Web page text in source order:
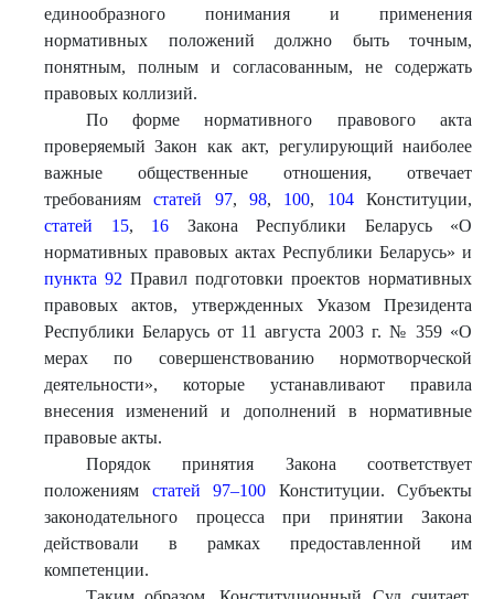
единообразного понимания и применения
нормативных положений должно быть точным,
понятным, полным и согласованным, не содержать
правовых коллизий.
По форме нормативного правового акта
проверяемый Закон как акт, регулирующий наиболее
важные общественные отношения, отвечает
требованиямстатей 97,98, 100, 104Конституции,
статей 15, 16 Закона Республики Беларусь «О
нормативных правовых актах Республики Беларусь» и
пункта 92 Правил подготовки проектов нормативных
правовых актов, утвержденных Указом Президента
Республики Беларусь от 11 августа 2003 г. № 359 «О
мерах по совершенствованию нормотворческой
деятельности», которые устанавливают правила
внесения изменений и дополнений в нормативные
правовые акты.
Порядок принятия Закона соответствует
положениям статей 97–100 Конституции. Субъекты
законодательного процесса при принятии Закона
действовали в рамках предоставленной им
компетенции.